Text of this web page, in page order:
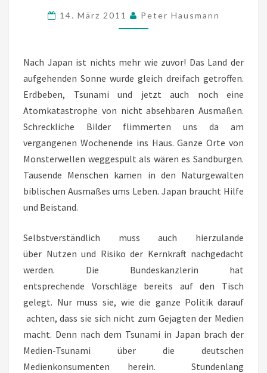
TSUNAMI
14. März 2011 Peter Hausmann
Nach Japan ist nichts mehr wie zuvor! Das Land der
aufgehenden Sonne wurde gleich dreifach getroffen.
Erdbeben, Tsunami und jetzt auch noch eine
Atomkatastrophe von nicht absehbaren Ausmaßen.
Schreckliche Bilder flimmerten uns da am
vergangenen Wochenende ins Haus. Ganze Orte von
Monsterwellen weggespült als wären es Sandburgen.
Tausende Menschen kamen in den Naturgewalten
biblischen Ausmaßes ums Leben. Japan braucht Hilfe
und Beistand.
Selbstverständlich muss auch hierzulande
über Nutzen und Risiko der Kernkraft nachgedacht
werden. Die Bundeskanzlerin hat
entsprechende Vorschläge bereits auf den Tisch
gelegt. Nur muss sie, wie die ganze Politik darauf
achten, dass sie sich nicht zum Gejagten der Medien
macht. Denn nach dem Tsunami in Japan brach der
Medien-Tsunami über die deutschen
Medienkonsumenten herein. Stundenlang